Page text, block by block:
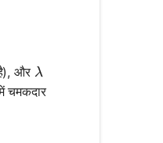
और \lambda
λ
चमकदार